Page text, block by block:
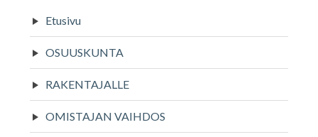
Etusivu
OSUUSKUNTA
RAKENTAJALLE
OMISTAJAN VAIHDOS